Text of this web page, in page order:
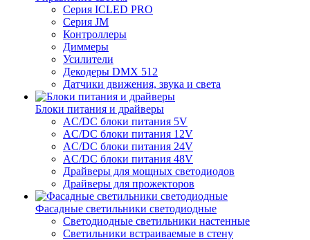
Серия ICLED PRO
Серия JM
Контроллеры
Диммеры
Усилители
Декодеры DMX 512
Датчики движения, звука и света
Блоки питания и драйверы
AC/DC блоки питания 5V
AC/DC блоки питания 12V
AC/DC блоки питания 24V
AC/DC блоки питания 48V
Драйверы для мощных светодиодов
Драйверы для прожекторов
Фасадные светильники светодиодные
Светодиодные светильники настенные
Светильники встраиваемые в стену